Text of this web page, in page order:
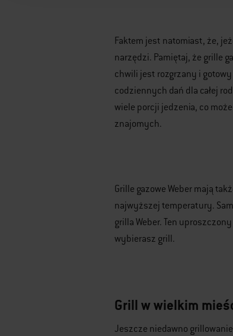
Faktem jest natomiast, że,
narzędzi. Pamiętaj, że grille
chwili jest rozgrzany i
codziennych dań dla całej
wiele porcji jedzenia, co
znajomych.
Grille gazowe Weber mają
najwyższej temperatury.
grilla Weber. Ten
wybierasz grill.
Grill w wielkim
Jeszcze niedawno